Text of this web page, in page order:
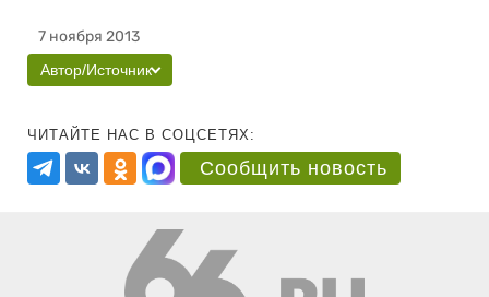
7 ноября 2013
Автор/Источник
ЧИТАЙТЕ НАС В СОЦСЕТЯХ:
Сообщить новость